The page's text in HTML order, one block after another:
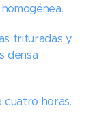
trituradas y
densa
cuatro horas.